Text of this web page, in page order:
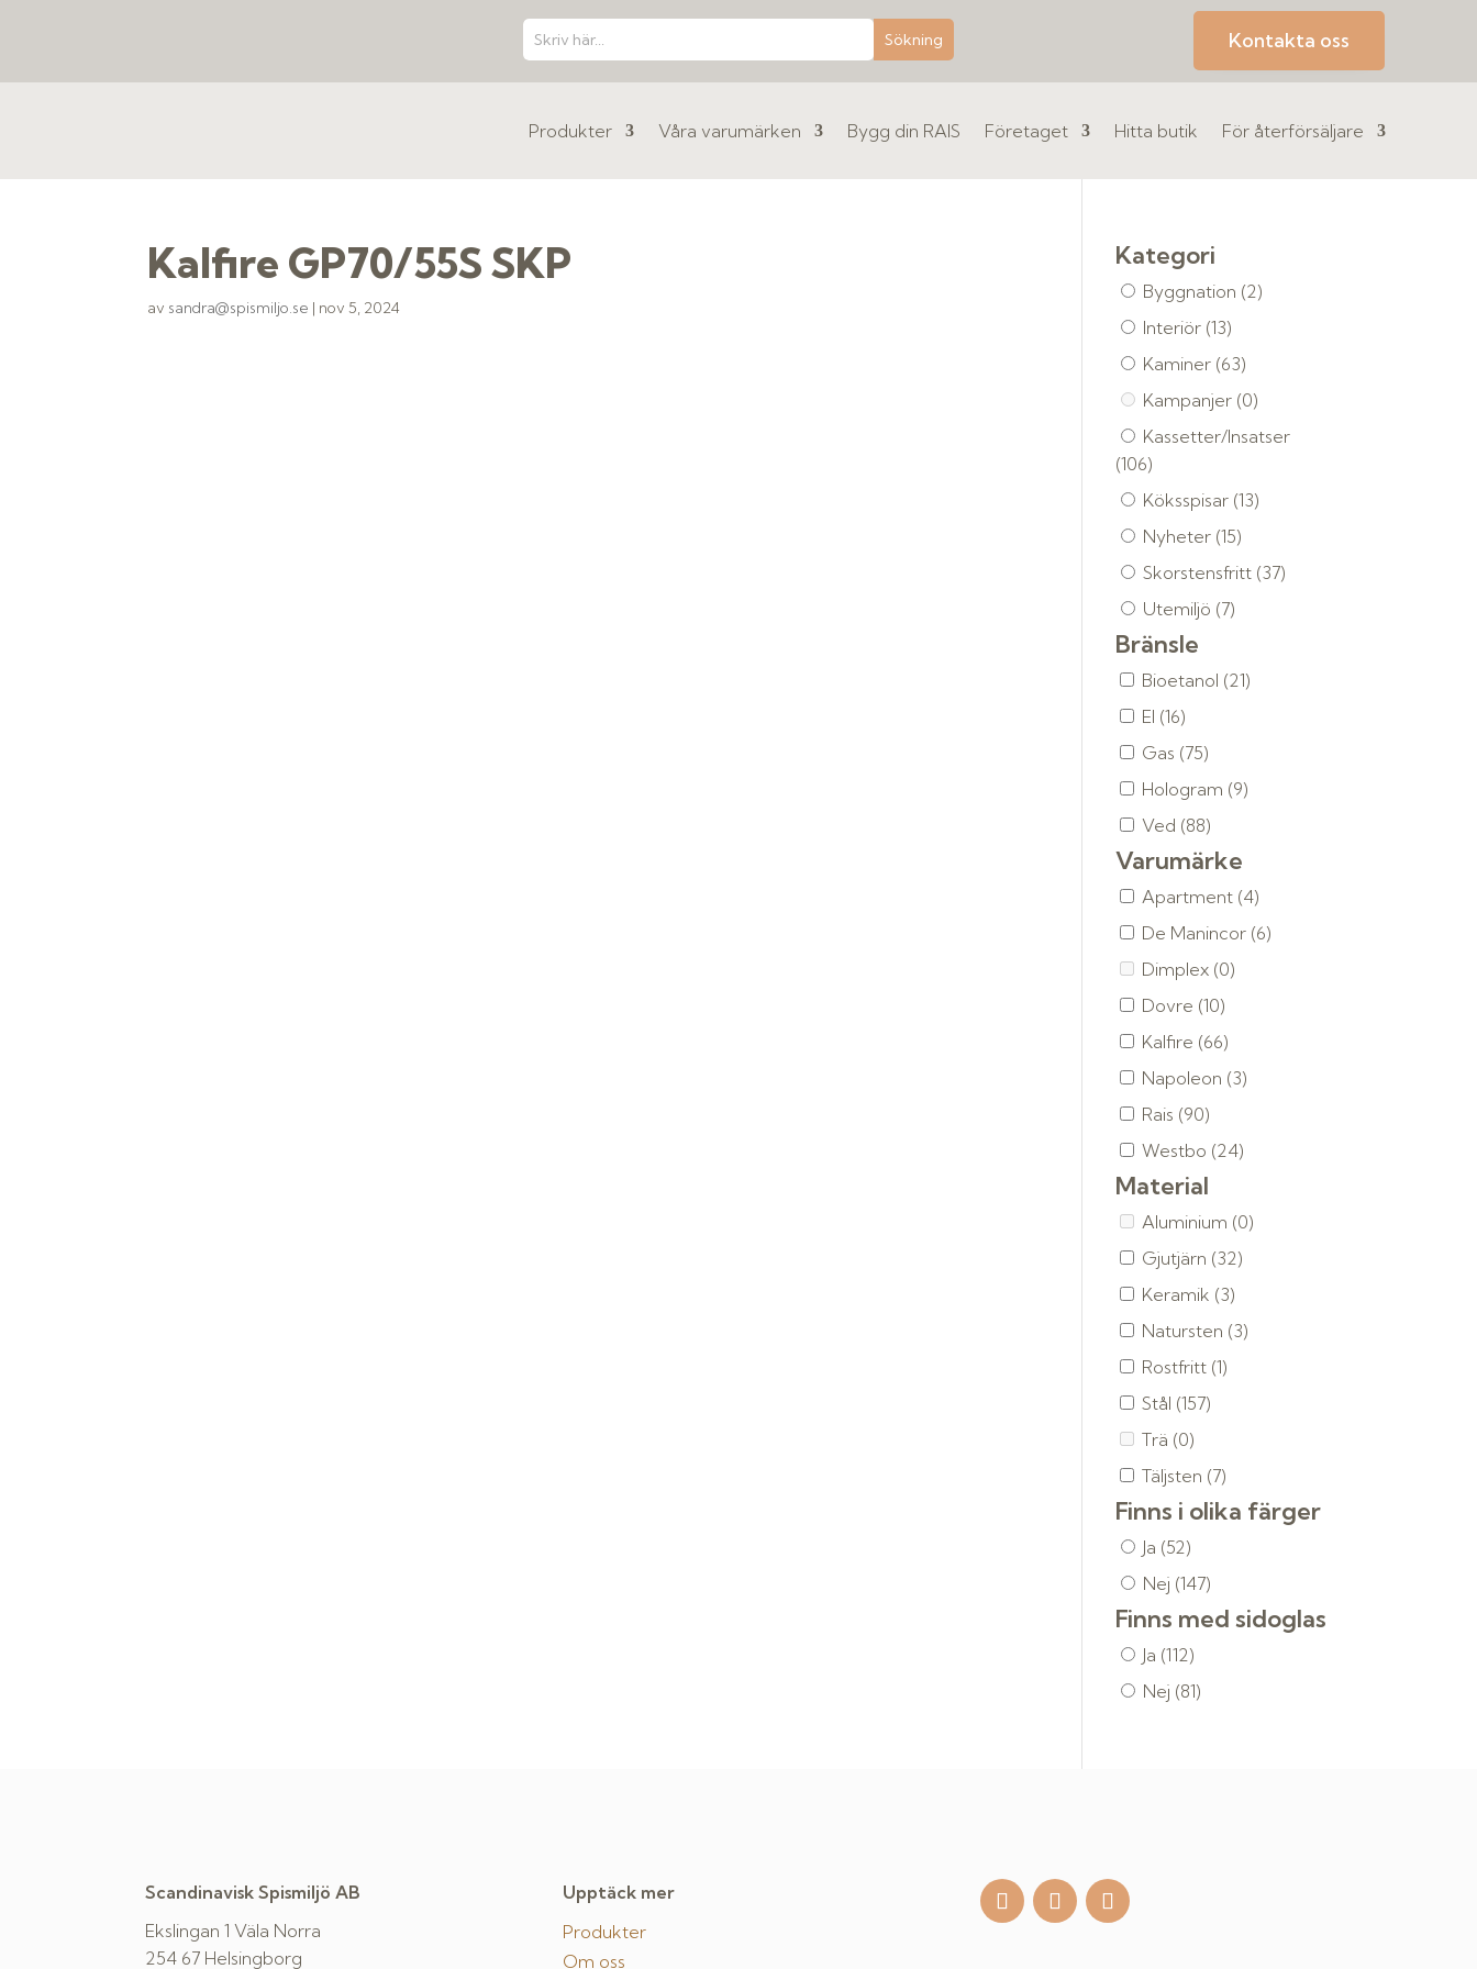
Kontakta oss
Produkter Våra varumärken Bygg din RAIS Företaget Hitta butik För återförsäljare
Kalfire GP70/55S SKP
av sandra@spismiljo.se | nov 5, 2024
Kategori
Byggnation (2)
Interiör (13)
Kaminer (63)
Kampanjer (0)
Kassetter/Insatser
(106)
Köksspisar (13)
Nyheter (15)
Skorstensfritt (37)
Utemiljö (7)
Bränsle
Bioetanol (21)
El (16)
Gas (75)
Hologram (9)
Ved (88)
Varumärke
Apartment (4)
De Manincor (6)
Dimplex (0)
Dovre (10)
Kalfire (66)
Napoleon (3)
Rais (90)
Westbo (24)
Material
Aluminium (0)
Gjutjärn (32)
Keramik (3)
Natursten (3)
Rostfritt (1)
Stål (157)
Trä (0)
Täljsten (7)
Finns i olika färger
Ja (52)
Nej (147)
Finns med sidoglas
Ja (112)
Nej (81)
Scandinavisk Spismiljö AB
Ekslingan 1 Väla Norra
254 67 Helsingborg
Upptäck mer
Produkter
Om oss